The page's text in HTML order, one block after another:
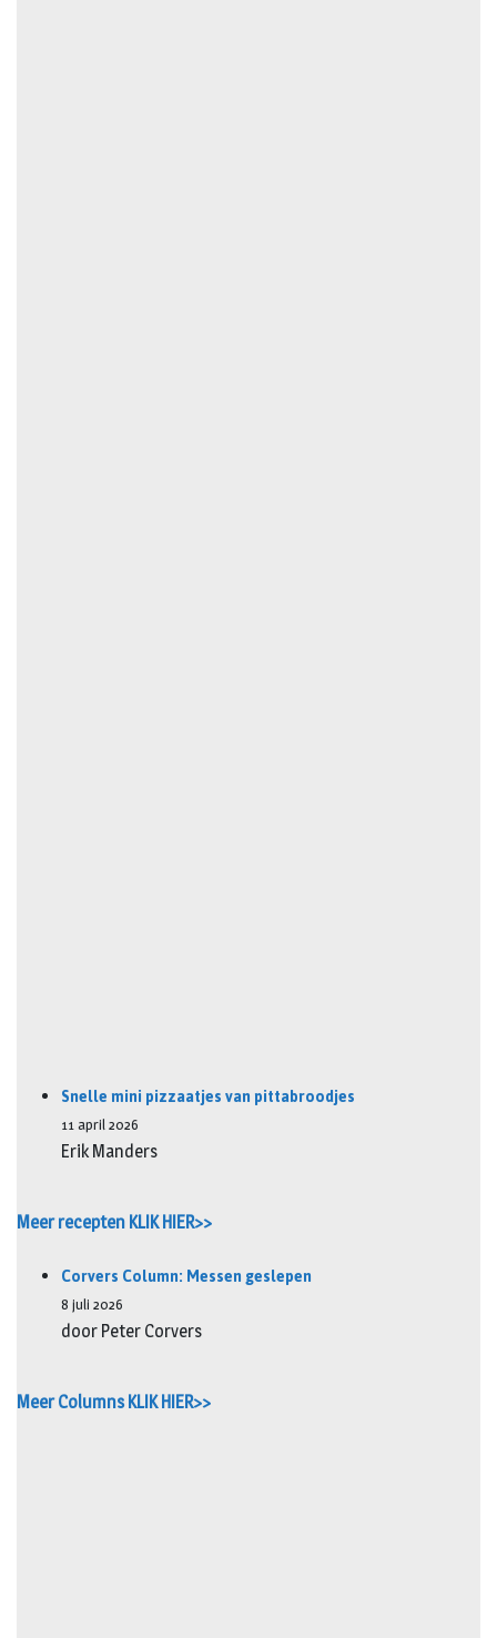
Snelle mini pizzaatjes van pittabroodjes
11 april 2026
Erik Manders
Meer recepten KLIK HIER>>
Corvers Column: Messen geslepen
8 juli 2026
door Peter Corvers
Meer Columns KLIK HIER>>